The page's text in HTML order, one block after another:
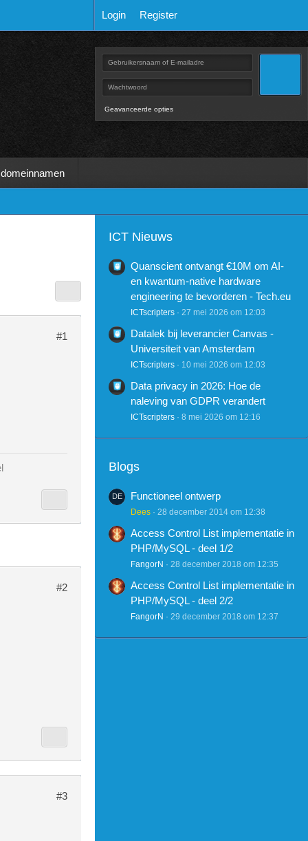
Login Register
Geavanceerde opties
#1
#2
#3
ICT Nieuws
Quanscient ontvangt €10M om AI-
en kwantum-native hardware
engineering te bevorderen - Tech.eu
ICTscripters 27 mei 2026 om 12:03
Datalek bij leverancier Canvas -
Universiteit van Amsterdam
ICTscripters 10 mei 2026 om 12:03
Data privacy in 2026: Hoe de
naleving van GDPR verandert
ICTscripters 8 mei 2026 om 12:16
Blogs
Functioneel ontwerp
Dees 28 december 2014 om 12:38
Access Control List implementatie in
PHP/MySQL - deel 1/2
FangorN 28 december 2018 om 12:35
Access Control List implementatie in
PHP/MySQL - deel 2/2
FangorN 29 december 2018 om 12:37